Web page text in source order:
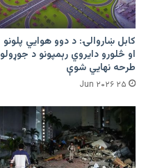
کابل ښاروالۍ: د دوو هوايي پلونو
او څلورو دایروي رېمپونو د جوړولو
طرحه نهایي شوې
۲۵ Jun ۲۰۲۶